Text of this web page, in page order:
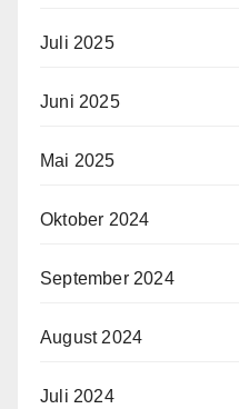
Juli 2025
Juni 2025
Mai 2025
Oktober 2024
September 2024
August 2024
Juli 2024